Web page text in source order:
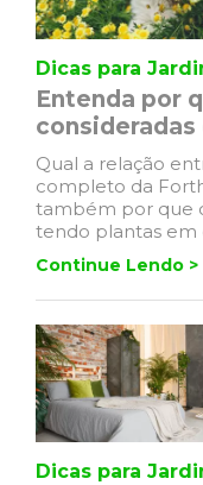
Dicas para
Entenda por
Qual a relação
completo da
também por que
tendo plantas em
Continue Lendo >
Dicas para